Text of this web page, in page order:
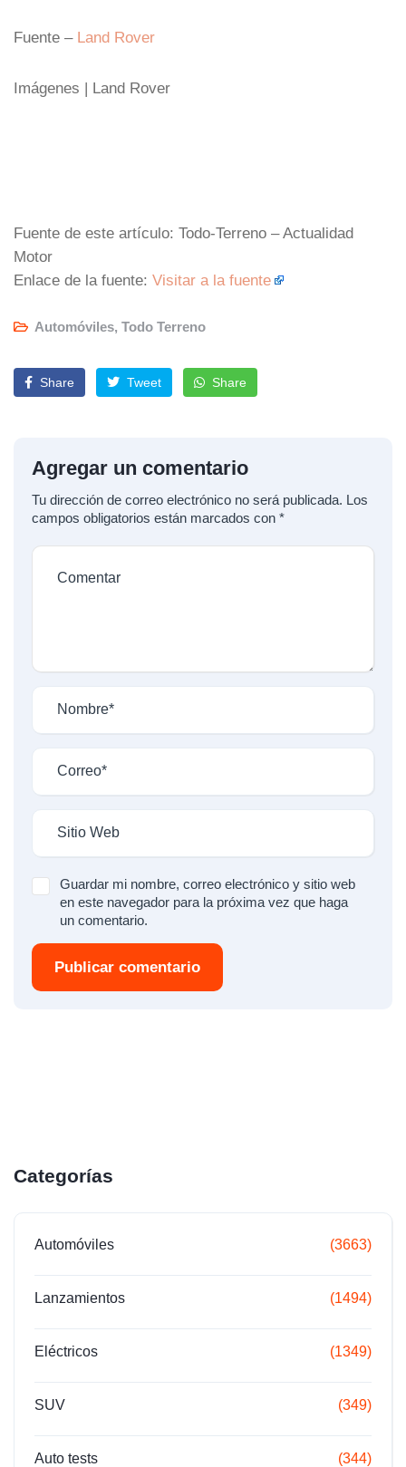
Fuente – Land Rover
Imágenes | Land Rover
Fuente de este artículo: Todo-Terreno – Actualidad
Motor
Enlace de la fuente: Visitar a la fuente
Automóviles, Todo Terreno
Share Tweet Share
Agregar un comentario
Tu dirección de correo electrónico no será publicada. Los
campos obligatorios están marcados con *
Guardar mi nombre, correo electrónico y sitio web
en este navegador para la próxima vez que haga
un comentario.
Publicar comentario
Categorías
Automóviles (3663)
Lanzamientos (1494)
Eléctricos (1349)
SUV (349)
Auto tests (344)